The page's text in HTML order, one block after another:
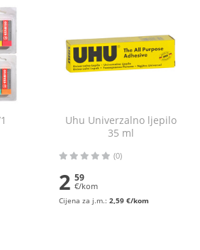
Uhu Univerzalno ljepilo
35 ml
(0)
2 59
€/kom
Cijena za j.m.: 2,59 €/kom